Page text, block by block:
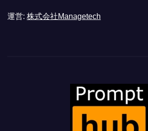
運営: 株式会社Managetech